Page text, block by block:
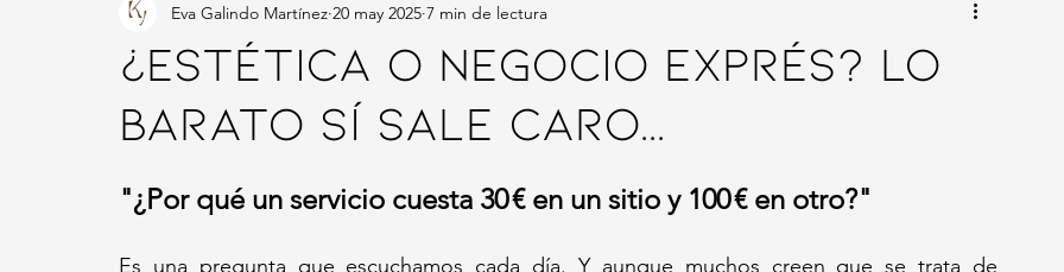
¿Estética o negocio exprés? Lo
barato sí sale caro...
Eva Galindo Martínez 20 may 2025 7 min de lectura
"¿Por qué un servicio cuesta 30 € en un sitio y 100 € en otro?"
Es una pregunta que escuchamos cada día. Y aunque muchos creen que se trata de